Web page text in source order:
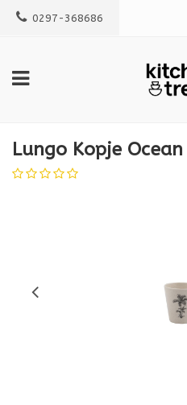
0297-368686
Lungo Kopje